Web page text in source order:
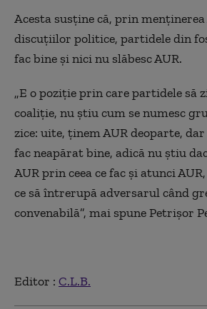
Acesta susţine că, prin
discuţiilor politice, partidele din
fac bine şi nici nu slăbesc AUR.
„E o poziţie prin care partidele să
coaliţie, nu ştiu cum se numesc
zice: uite, ţinem AUR deoparte,
fac neapărat bine, adică nu ştiu
AUR prin ceea ce fac şi atunci
ce să întrerupă adversarul când
convenabilă”, mai spune Petrişor
Editor : C.L.B.